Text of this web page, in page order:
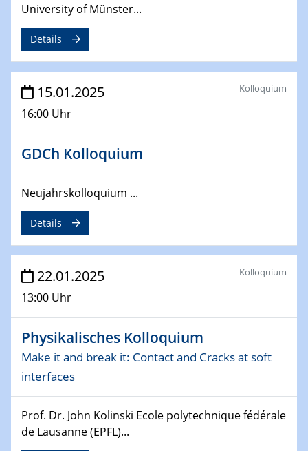
18.03.2025 - 19.03.2025
Kooperationsseminar
Elektrolyse/Brennstoffzelle
21.03.2025
EIC Pathfinder
26.03.2025 - 28.03.2025
2nd ACAMEC 2025
Conversion
27.03.2025
WIN & CENIDE Seminar Series on 2D-
MATURE
27.03.2025
CENIDE-BGU Seminar
01.04.2025
Colloquia Series on Sustainable Metallurgy
Towards more sustainable uses of rare earth elements
- from an inorganic and biological perspective
University of Münster...
Details
15.01.2025
16:00 Uhr
Kolloquium
GDCh Kolloquium
Neujahrskolloquium ...
Details
22.01.2025
13:00 Uhr
Kolloquium
Physikalisches Kolloquium
Make it and break it: Contact and Cracks at soft
interfaces
Prof. Dr. John Kolinski Ecole polytechnique fédérale
de Lausanne (EPFL)...